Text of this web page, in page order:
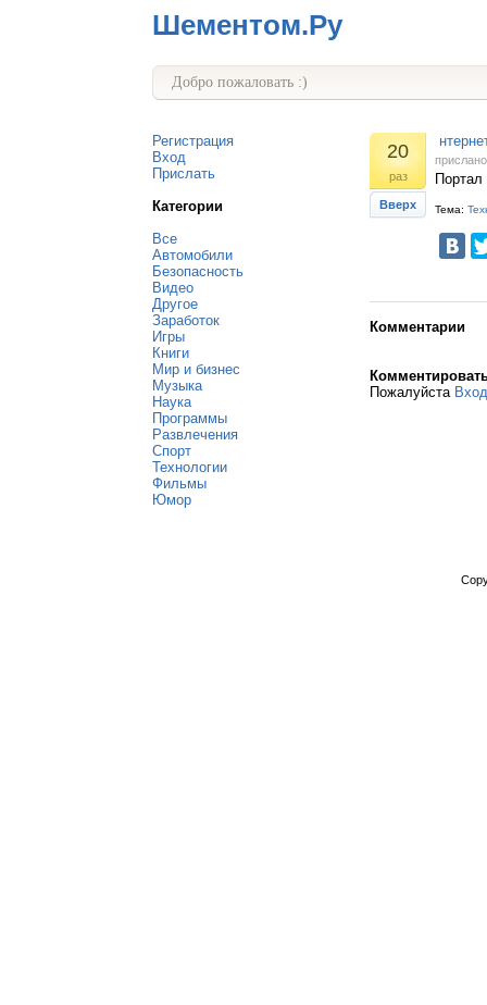
Шементом.Ру
Добро пожаловать :)
Регистрация
Вход
Прислать
Категории
Все
Автомобили
Безопасность
Видео
Другое
Заработок
Игры
Книги
Мир и бизнес
Музыка
Наука
Программы
Развлечения
Спорт
Технологии
Фильмы
Юмор
20
раз
Вверх
Портал
Тема:
Комментарии
Пожалуйста Вход